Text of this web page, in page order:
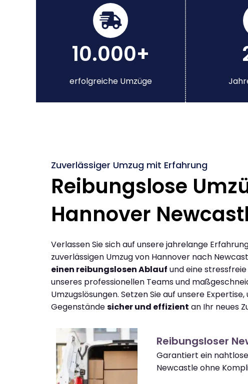
10.000+
erfolgreiche Umzüge
Zuverlässiger Umzug mit Erfahrung
Reibungslose
Hannover
Verlassen Sie sich auf unsere jahrelange
zuverlässigen Umzug von Hannover nach
einen reibungslosen Ablauf und eine
unseres professionellen Teams und
Umzugslösungen. Setzen Sie auf unsere
Gegenständesicher und effizient an Ihr neues
Reibungsloser
Garantiert ein
Newcastle ohne